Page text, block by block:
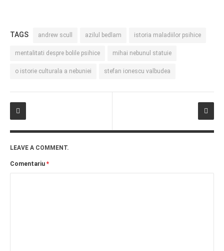
TAGS andrew scull azilul bedlam istoria maladiilor psihice
mentalitati despre bolile psihice mihai nebunul statuie
o istorie culturala a nebuniei stefan ionescu valbudea
LEAVE A COMMENT.
Comentariu *